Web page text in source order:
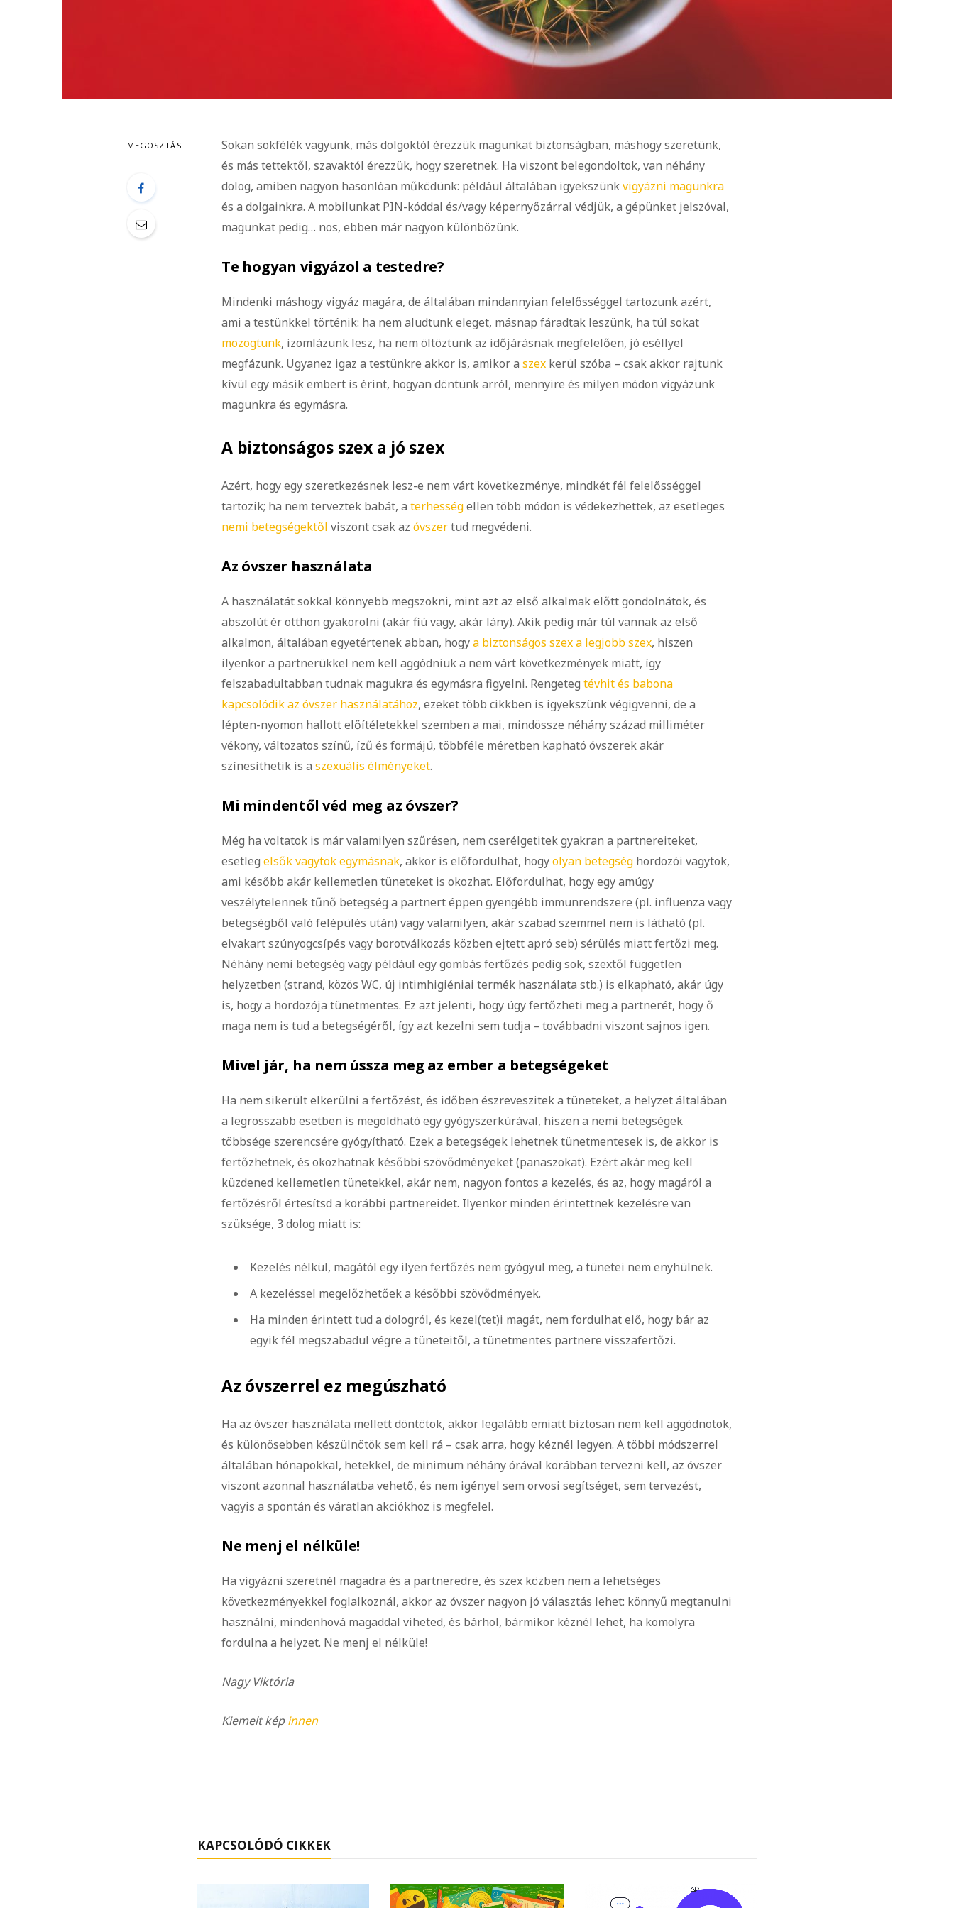
MEGOSZTÁS
Sokan sokfélék vagyunk, más dolgoktól érezzük magunkat biztonságban, máshogy szeretünk,
és más tettektől, szavaktól érezzük, hogy szeretnek. Ha viszont belegondoltok, van néhány
dolog, amiben nagyon hasonlóan működünk: például általában igyekszünkvigyázni magunkra
és a dolgainkra. A mobilunkat PIN-kóddal és/vagy képernyőzárral védjük, a gépünket jelszóval,
magunkat pedig… nos, ebben már nagyon különbözünk.
Te hogyan vigyázol a testedre?
Mindenki máshogy vigyáz magára, de általában mindannyian felelősséggel tartozunk azért,
ami a testünkkel történik: ha nem aludtunk eleget, másnap fáradtak leszünk, ha túl sokat
mozogtunk, izomlázunk lesz, ha nem öltöztünk az időjárásnak megfelelően, jó eséllyel
megfázunk. Ugyanez igaz a testünkre akkor is, amikor a szex kerül szóba – csak akkor rajtunk
kívül egy másik embert is érint, hogyan döntünk arról, mennyire és milyen módon vigyázunk
magunkra és egymásra.
A biztonságos szex a jó szex
Azért, hogy egy szeretkezésnek lesz-e nem várt következménye, mindkét fél felelősséggel
tartozik; ha nem terveztek babát, a terhességellen több módon is védekezhettek, az esetleges
nemi betegségektől viszont csak az óvszertud megvédeni.
Az óvszer használata
A használatát sokkal könnyebb megszokni, mint azt az első alkalmak előtt gondolnátok, és
abszolút ér otthon gyakorolni (akár fiú vagy, akár lány). Akik pedig már túl vannak az első
alkalmon, általában egyetértenek abban, hogya biztonságos szex a legjobb szex, hiszen
ilyenkor a partnerükkel nem kell aggódniuk a nem várt következmények miatt, így
felszabadultabban tudnak magukra és egymásra figyelni. Rengeteg tévhit és babona
kapcsolódik az óvszer használatához, ezeket több cikkben is igyekszünk végigvenni, de a
lépten-nyomon hallott előítéletekkel szemben a mai, mindössze néhány század milliméter
vékony, változatos színű, ízű és formájú, többféle méretben kapható óvszerek akár
színesíthetik is a szexuális élményeket.
Mi mindentől véd meg az óvszer?
Még ha voltatok is már valamilyen szűrésen, nem cserélgetitek gyakran a partnereiteket,
esetleg elsők vagytok egymásnak, akkor is előfordulhat, hogyolyan betegség hordozói vagytok,
ami később akár kellemetlen tüneteket is okozhat. Előfordulhat, hogy egy amúgy
veszélytelennek tűnő betegség a partnert éppen gyengébb immunrendszere (pl. influenza vagy
betegségből való felépülés után) vagy valamilyen, akár szabad szemmel nem is látható (pl.
elvakart szúnyogcsípés vagy borotválkozás közben ejtett apró seb) sérülés miatt fertőzi meg.
Néhány nemi betegség vagy például egy gombás fertőzés pedig sok, szextől független
helyzetben (strand, közös WC, új intimhigiéniai termék használata stb.) is elkapható, akár úgy
is, hogy a hordozója tünetmentes. Ez azt jelenti, hogy úgy fertőzheti meg a partnerét, hogy ő
maga nem is tud a betegségéről, így azt kezelni sem tudja – továbbadni viszont sajnos igen.
Mivel jár, ha nem ússza meg az ember a betegségeket
Ha nem sikerült elkerülni a fertőzést, és időben észreveszitek a tüneteket, a helyzet általában
a legrosszabb esetben is megoldható egy gyógyszerkúrával, hiszen a nemi betegségek
többsége szerencsére gyógyítható. Ezek a betegségek lehetnek tünetmentesek is, de akkor is
fertőzhetnek, és okozhatnak későbbi szövődményeket (panaszokat). Ezért akár meg kell
küzdened kellemetlen tünetekkel, akár nem, nagyon fontos a kezelés, és az, hogy magáról a
fertőzésről értesítsd a korábbi partnereidet. Ilyenkor minden érintettnek kezelésre van
szüksége, 3 dolog miatt is:
Kezelés nélkül, magától egy ilyen fertőzés nem gyógyul meg, a tünetei nem enyhülnek.
A kezeléssel megelőzhetőek a későbbi szövődmények.
Ha minden érintett tud a dologról, és kezel(tet)i magát, nem fordulhat elő, hogy bár az
egyik fél megszabadul végre a tüneteitől, a tünetmentes partnere visszafertőzi.
Az óvszerrel ez megúszható
Ha az óvszer használata mellett döntötök, akkor legalább emiatt biztosan nem kell aggódnotok,
és különösebben készülnötök sem kell rá – csak arra, hogy kéznél legyen. A többi módszerrel
általában hónapokkal, hetekkel, de minimum néhány órával korábban tervezni kell, az óvszer
viszont azonnal használatba vehető, és nem igényel sem orvosi segítséget, sem tervezést,
vagyis a spontán és váratlan akciókhoz is megfelel.
Ne menj el nélküle!
Ha vigyázni szeretnél magadra és a partneredre, és szex közben nem a lehetséges
következményekkel foglalkoznál, akkor az óvszer nagyon jó választás lehet: könnyű megtanulni
használni, mindenhová magaddal viheted, és bárhol, bármikor kéznél lehet, ha komolyra
fordulna a helyzet. Ne menj el nélküle!
Nagy Viktória
Kiemelt képinnen
KAPCSOLÓDÓ CIKKEK